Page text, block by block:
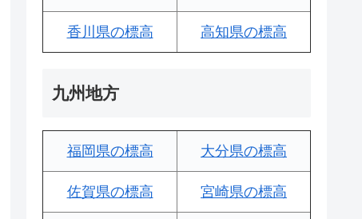
香川県の標高 高知県の標高
九州地方
福岡県の標高 大分県の標高
佐賀県の標高 宮崎県の標高